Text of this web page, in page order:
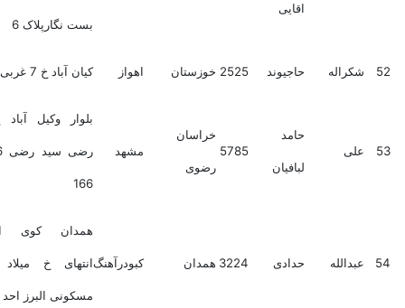
بست نگارپلاک 6
شکراله حاجیوند 2525 خوزستان اهواز کیان آباد خ 7 غربی پ 62
علی
خراسان
بلوار وکیل آباد خ سید
رضی سید رضی 6شماره
عبدالله حدادی 3224 همدان کبودرآهنگ
همدان کوی استادان
انتهای خ میلاد مجتمع
مسکونی البرز احد 6